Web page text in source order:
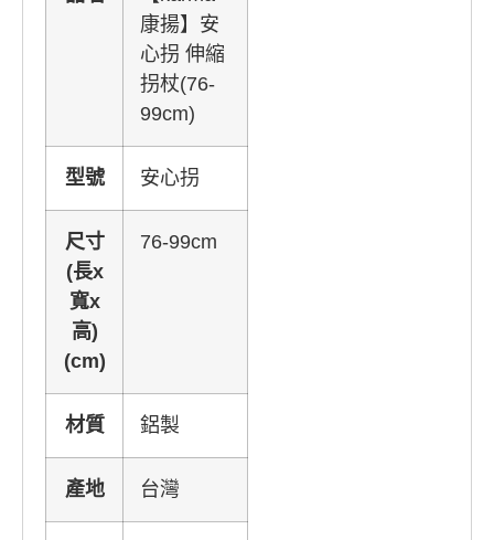
康揚】安
心拐 伸縮
拐杖(76-
99cm)
型號 安心拐
尺寸
(長x
寬x
高)
(cm)
76-99cm
材質 鋁製
產地 台灣